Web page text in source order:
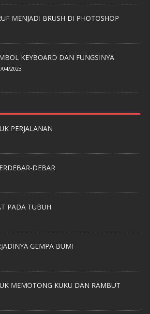
MENJADI BRUSH DI PHOTOSHOP
KEYBOARD DAN FUNGSINYA
04/2023
PERJALANAN
DEBAR
PADA TUBUH
GEMPA BUMI
MEMOTONG KUKU DAN RAMBUT